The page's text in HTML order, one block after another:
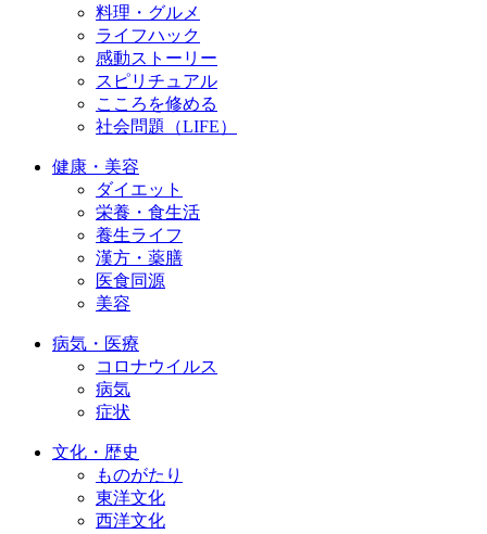
料理・グルメ
ライフハック
感動ストーリー
スピリチュアル
こころを修める
社会問題（LIFE）
健康・美容
ダイエット
栄養・食生活
養生ライフ
漢方・薬膳
医食同源
美容
病気・医療
コロナウイルス
病気
症状
文化・歴史
ものがたり
東洋文化
西洋文化